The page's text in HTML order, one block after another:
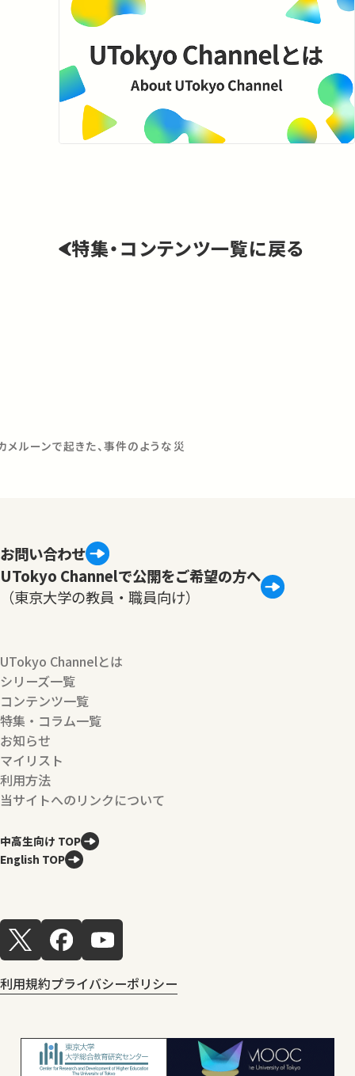
特集・コンテンツ一覧に戻る
メルーンで起きた、事件のような災
お問い合わせ
UTokyo Channelで公開をご希望の方へ
（東京大学の教員・職員向け）
UTokyo Channelとは
シリーズ一覧
コンテンツ一覧
特集・コラム一覧
お知らせ
マイリスト
利用方法
当サイトへのリンクについて
中高生向け TOP
English TOP
利用規約プライバシーポリシー